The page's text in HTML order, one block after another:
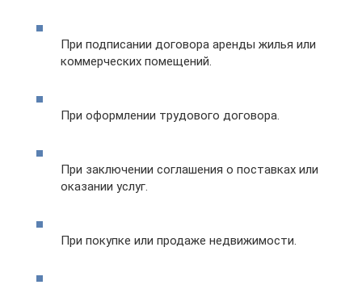
При подписании договора аренды жилья или
коммерческих помещений.
При оформлении трудового договора.
При заключении соглашения о поставках или
оказании услуг.
При покупке или продаже недвижимости.